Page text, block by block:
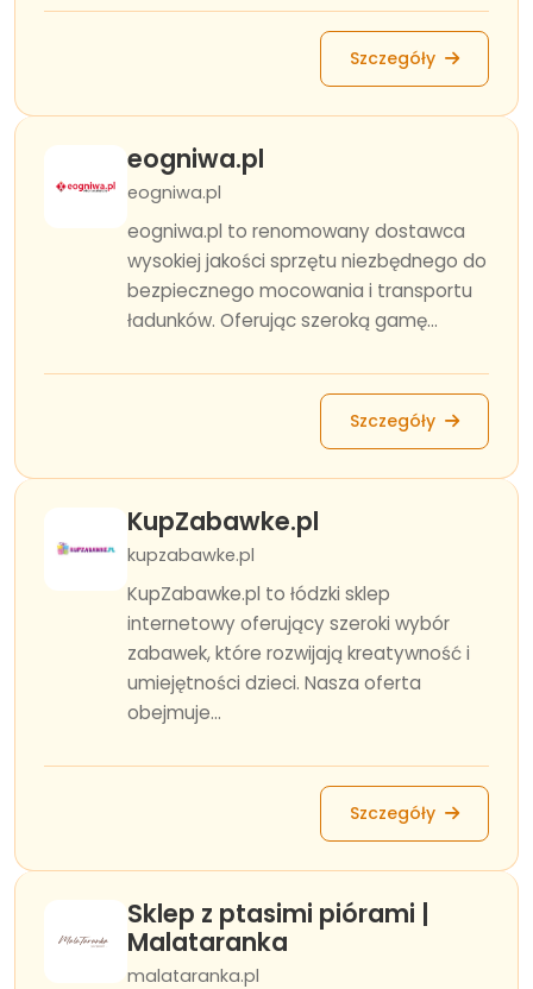
Szczegóły
eogniwa.pl
eogniwa.pl
eogniwa.pl to renomowany dostawca
wysokiej jakości sprzętu niezbędnego do
bezpiecznego mocowania i transportu
ładunków. Oferując szeroką gamę...
Szczegóły
KupZabawke.pl
kupzabawke.pl
KupZabawke.pl to łódzki sklep
internetowy oferujący szeroki wybór
zabawek, które rozwijają kreatywność i
umiejętności dzieci. Nasza oferta
obejmuje...
Szczegóły
Sklep z ptasimi piórami |
Malataranka
malataranka.pl